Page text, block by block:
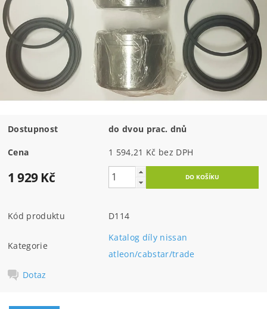
Dostupnost do dvou prac. dnů
Cena 1 594,21 Kč bez DPH
1 929 Kč
Kód produktu D114
Kategorie
Katalog díly nissan
atleon/cabstar/trade
Dotaz